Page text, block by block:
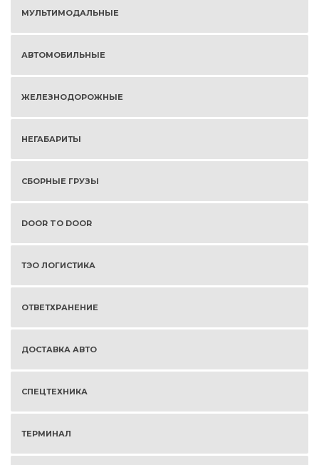
МУЛЬТИМОДАЛЬНЫЕ
АВТОМОБИЛЬНЫЕ
ЖЕЛЕЗНОДОРОЖНЫЕ
НЕГАБАРИТЫ
СБОРНЫЕ ГРУЗЫ
DOOR TO DOOR
ТЭО ЛОГИСТИКА
ОТВЕТХРАНЕНИЕ
ДОСТАВКА АВТО
СПЕЦТЕХНИКА
ТЕРМИНАЛ